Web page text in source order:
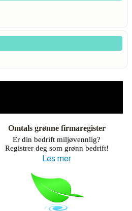
Omtals grønne firmaregister
Er din bedrift miljøvennlig?
Registrer deg som grønn bedrift!
Les mer